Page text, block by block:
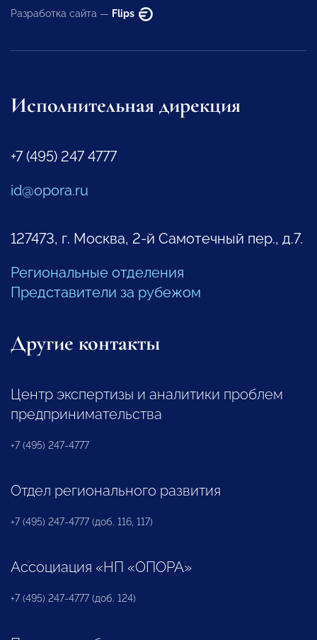
Разработка сайта — Flips
Исполнительная дирекция
+7 (495) 247 4777
id@opora.ru
127473, г. Москва, 2-й Самотечный пер., д.7.
Региональные отделения
Представители за рубежом
Другие контакты
Центр экспертизы и аналитики проблем
предпринимательства
+7 (495) 247-4777
Отдел регионального развития
+7 (495) 247-4777 (доб. 116, 117)
Ассоциация «НП «ОПОРА»
+7 (495) 247-4777 (доб. 124)